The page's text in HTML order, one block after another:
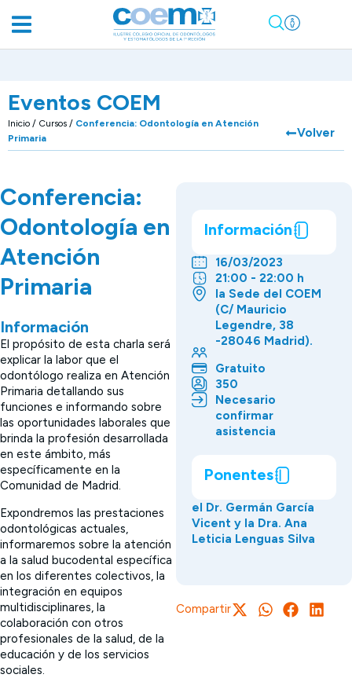
Eventos COEM
Inicio / Cursos / Conferencia: Odontología en Atención
Primaria
Volver
Conferencia:
Odontología en
Atención
Primaria
Información
El propósito de esta charla será
explicar la labor que el
odontólogo realiza en Atención
Primaria detallando sus
funciones e informando sobre
las oportunidades laborales que
brinda la profesión desarrollada
en este ámbito, más
específicamente en la
Comunidad de Madrid.
Expondremos las prestaciones
odontológicas actuales,
informaremos sobre la atención
a la salud bucodental específica
en los diferentes colectivos, la
integración en equipos
multidisciplinares, la
colaboración con otros
profesionales de la salud, de la
educación y de los servicios
sociales.
Información
16/03/2023
21:00 - 22:00 h
la Sede del COEM
(C/ Mauricio
Legendre, 38
-28046 Madrid).
Gratuito
350
Necesario
confirmar
asistencia
Ponentes
el Dr. Germán García
Vicent y la Dra. Ana
Leticia Lenguas Silva
Compartir